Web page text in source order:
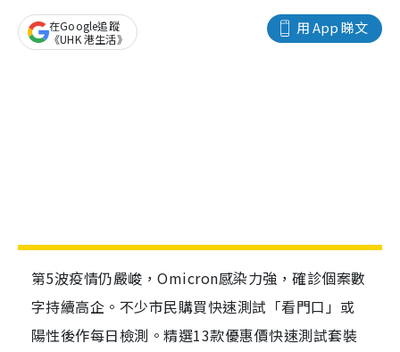
用 App 睇文
在Google追蹤
《UHK 港生活》
第5波疫情仍嚴峻，Omicron感染力強，確診個案數
字持續高企。不少市民購買快速測試「看門口」或
陽性後作每日檢測。精選13款優惠價快速測試套裝